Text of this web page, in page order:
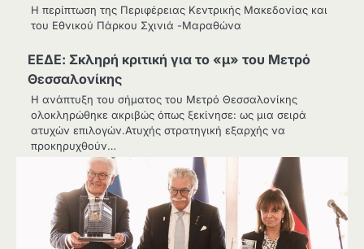
Η περίπτωση της Περιφέρειας Κεντρικής Μακεδονίας και
του Εθνικού Πάρκου Σχινιά -Μαραθώνα
ΕΕΔΕ: Σκληρή κριτική για το «μ» του Μετρό
Θεσσαλονίκης
H ανάπτυξη του σήματος του Μετρό Θεσσαλονίκης
ολοκληρώθηκε ακριβώς όπως ξεκίνησε: ως μια σειρά
ατυχών επιλογών.Ατυχής στρατηγική εξαρχής να
προκηρυχθούν…